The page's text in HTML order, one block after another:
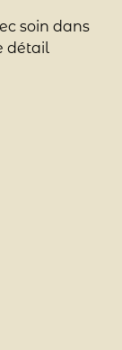
soin dans
détail